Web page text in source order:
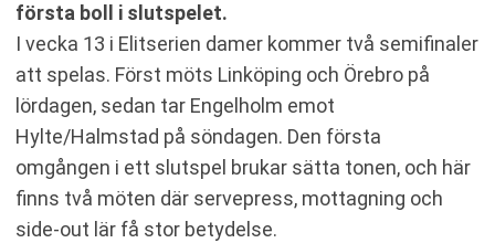
första boll i slutspelet.
I vecka 13 i Elitserien damer kommer två semifinaler
att spelas. Först möts Linköping och Örebro på
lördagen, sedan tar Engelholm emot
Hylte/Halmstad på söndagen. Den första
omgången i ett slutspel brukar sätta tonen, och här
finns två möten där servepress, mottagning och
side-out lär få stor betydelse.